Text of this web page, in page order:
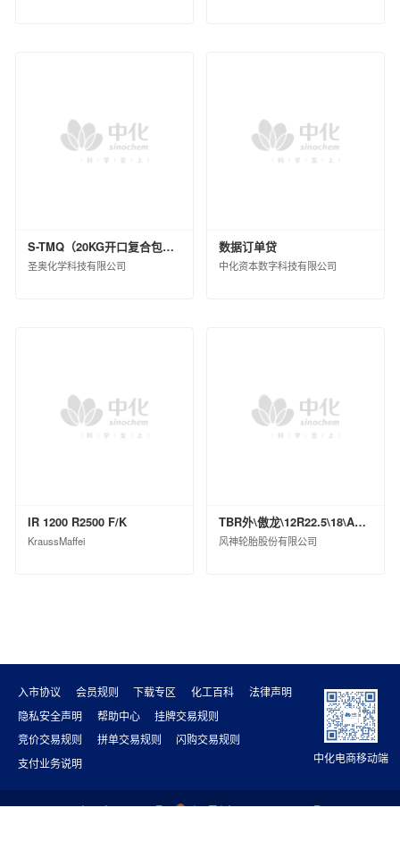
S-TMQ（20KG开口复合包装）
圣奥化学科技有限公司
数据订单贷
中化资本数字科技有限公司
IR 1200 R2500 F/K
KraussMaffei
TBR外\傲龙\12R22.5\18\ASR79ⅡPI\TL\0
风神轮胎股份有限公司
入市协议 会员规则 下载专区 化工百科
法律声明
隐私安全声明
帮助中心
挂牌交易规则
竞价交易规则
拼单交易规则
闪购交易规则
支付业务说明
中化电商移动端
京ICP备18011438号-2
京公网安备 11010802041030号